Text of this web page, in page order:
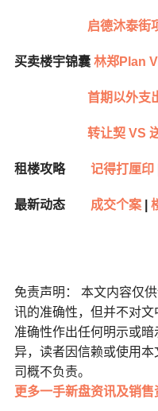
启德沐泰街
买卖楼宇锦囊 林郑Plan
首期以外支
转让契 VS
租楼攻略 记得打厘印
最新动态 成交个案
免责声明： 本文内容仅
讯的准确性，但并不对
准确性作出任何明示或
异，读者因信赖或使用
司概不负责。
更多一手新盘资讯及销售